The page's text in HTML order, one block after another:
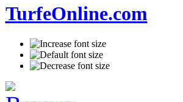
TurfeOnline.com